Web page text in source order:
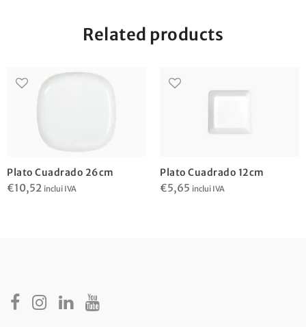
Related products
Plato Cuadrado 26cm
€10,52 inclui IVA
Plato Cuadrado 12cm
€5,65 inclui IVA